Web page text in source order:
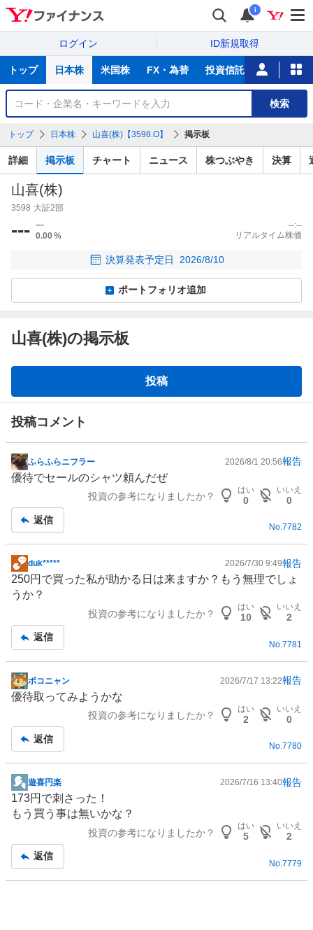
i
ログイン ID新規取得
サ
トップ 日本株 米国株 FX・為替 投資信託 ニュース
銘
検
索
検索
トップ 日本株 山喜(株)【3598.O】 掲示板
詳細 掲示板 チャート ニュース 株つぶやき 決算
山喜(株)
3598 大証2部
--- ---
0.00%
--:--
リアルタイム株価
決算発表予定日 2026/8/10
ポートフォリオ追加
山喜(株)の掲示板
板
投稿
投稿コメント
掲
示
事
ふらふらニフラー 2026/8/1 20:56報告
優待でセールのシャツ頼んだぜ
投資の参考になりましたか？
はい
0
いいえ
0
返信
No.7782
掲
示
板
duk***** 2026/7/30 9:49報告
250円で買った私が助かる日は来ますか？もう無理でしょ
うか？
投資の参考になりましたか？
はい
10
いいえ
2
返信
No. 7781
掲
示
事
ボコニャン 2026/7/17 13:22報告
優待取ってみようかな
投資の参考になりましたか？
はい
2
いいえ
0
返信
No.7780
掲
示
板
遊喜円楽 2026/7/16 13:40報告
173円で刺さった！
もう買う事は無いかな？
投資の参考になりましたか？
はい
5
いいえ
2
返信
No. 7779